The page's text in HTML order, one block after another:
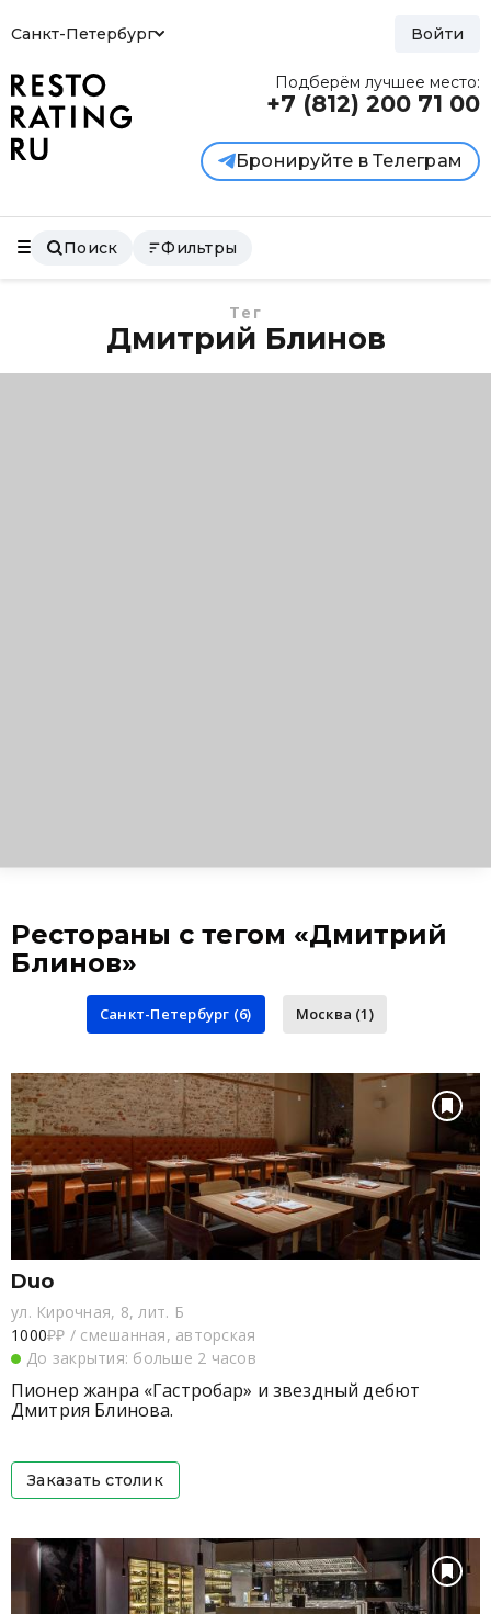
Санкт-Петербург Войти
Подберём лучшее место:
+7 (812) 200 71 00
Бронируйте в Телеграм
Поиск Фильтры
Тег
Дмитрий Блинов
Рестораны с тегом «Дмитрий
Блинов»
Санкт-Петербург (6) Москва (1)
Duo
ул. Кирочная, 8, лит. Б
1000₽₽ / смешанная, авторская
До закрытия: больше 2 часов
Пионер жанра «Гастробар» и звездный дебют
Дмитрия Блинова.
Заказать столик